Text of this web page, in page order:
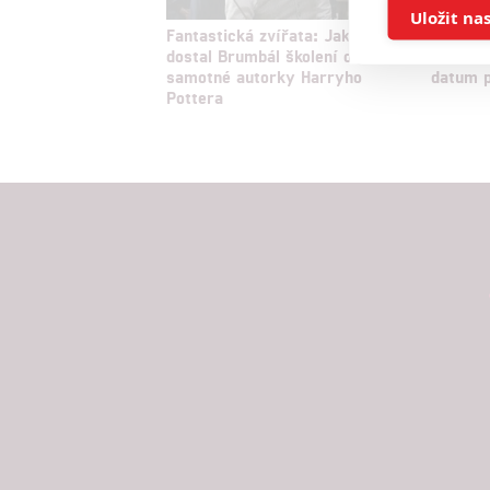
Fantastická zvířata: Jak
dostal Brumbál školení od
samotné autorky Harryho
Pottera
datum
Uložit